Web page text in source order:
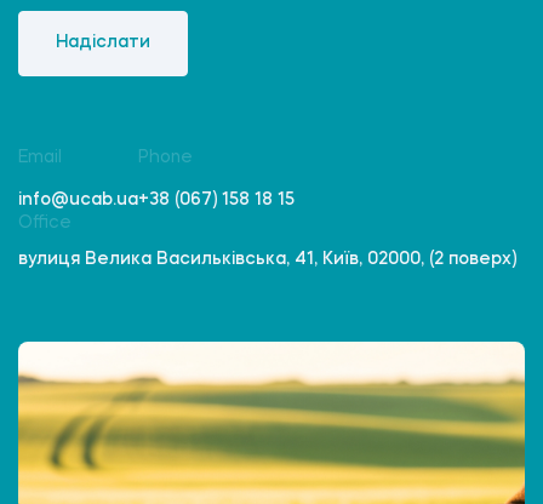
Надіслати
Email
info@ucab.ua
Phone
+38 (067) 158 18 15
Office
вулиця Велика Васильківська, 41, Київ, 02000, (2 поверх)